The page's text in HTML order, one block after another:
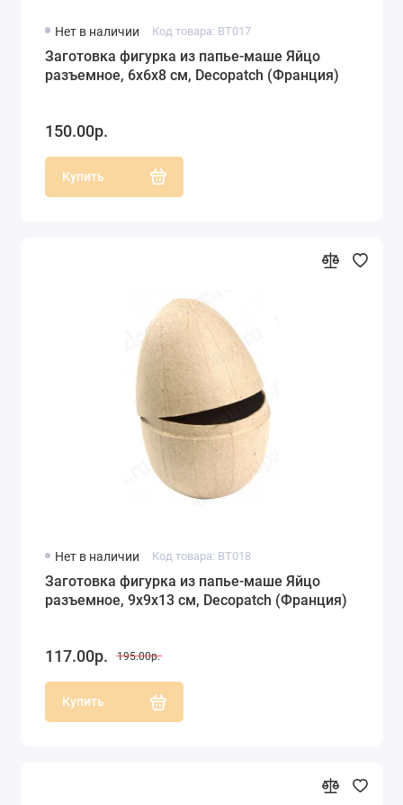
Нет в наличии Код товара: BT017
Заготовка фигурка из папье-маше Яйцо
разъемное, 6х6х8 см, Decopatch (Франция)
150.00р.
Купить
Нет в наличии Код товара: BT018
Заготовка фигурка из папье-маше Яйцо
разъемное, 9х9х13 см, Decopatch (Франция)
117.00р. 195.00р.
Купить